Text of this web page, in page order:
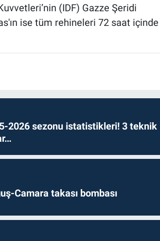
(IDF) Gazze Şeridi
ise tüm rehineleri 72 saat içinde
2026 sezonu istatistikleri! 3 teknik
Camara takası bombası